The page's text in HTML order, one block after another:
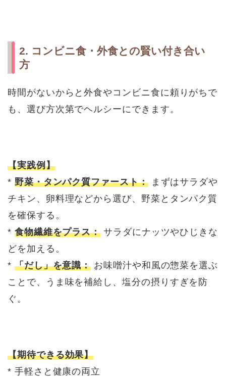
2. コンビニ食・外食との賢い付き合い
方
時間がないからと外食やコンビニ食に頼りがちで
も、選び方次第でヘルシーにできます。
【実践例】
* 野菜・タンパク質ファースト：まずはサラダや
チキン、卵料理などから選び、野菜とタンパク質
を確保する。
* 食物繊維をプラス： サラダにナッツやひじきな
どを加える。
* 「だし」を意識： お味噌汁や和風の惣菜を選ぶ
ことで、うま味を補給し、塩分の摂りすぎを防
ぐ。
【期待できる効果】
* 手軽さと健康の両立